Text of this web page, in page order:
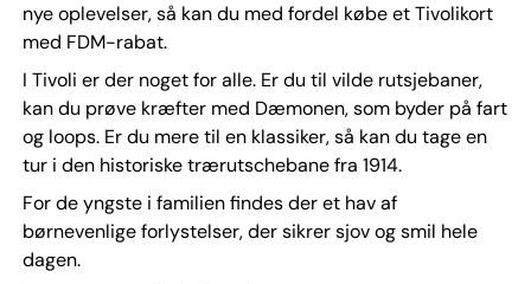
nye oplevelser, så kan du med fordel købe et Tivolikort
med FDM-rabat.
I Tivoli er der noget for alle. Er du til vilde rutsjebaner,
kan du prøve kræfter med Dæmonen, som byder på fart
og loops. Er du mere til en klassiker, så kan du tage en
tur i den historiske trærutschebane fra 1914.
For de yngste i familien findes der et hav af
børnevenlige forlystelser, der sikrer sjov og smil hele
dagen.